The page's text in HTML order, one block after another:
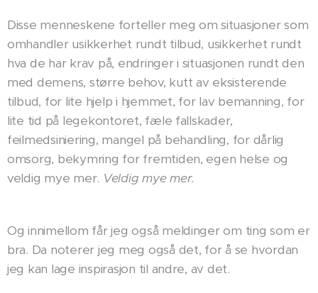
Disse menneskene forteller meg om situasjoner som
omhandler usikkerhet rundt tilbud, usikkerhet rundt
hva de har krav på, endringer i situasjonen rundt den
med demens, større behov, kutt av eksisterende
tilbud, for lite hjelp i hjemmet, for lav bemanning, for
lite tid på legekontoret, fæle fallskader,
feilmedsiniering, mangel på behandling, for dårlig
omsorg, bekymring for fremtiden, egen helse og
veldig mye mer. Veldig mye mer.
Og innimellom får jeg også meldinger om ting som er
bra. Da noterer jeg meg også det, for å se hvordan
jeg kan lage inspirasjon til andre, av det.